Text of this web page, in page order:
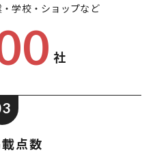
学校・ショップなど
社
点数